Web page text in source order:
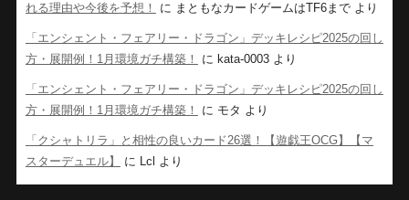
れる理由や今後を予想！
に まともなカードゲームはTF6までより
「エンシェント・フェアリー・ドラゴン」デッキレシピ2025の回し
方・展開例！1月環境ガチ構築！
に kata-0003より
「エンシェント・フェアリー・ドラゴン」デッキレシピ2025の回し
方・展開例！1月環境ガチ構築！
に モタ より
「クシャトリラ」と相性の良いカード26選！【遊戯王OCG】【マ
スターデュエル】
に Lcl より